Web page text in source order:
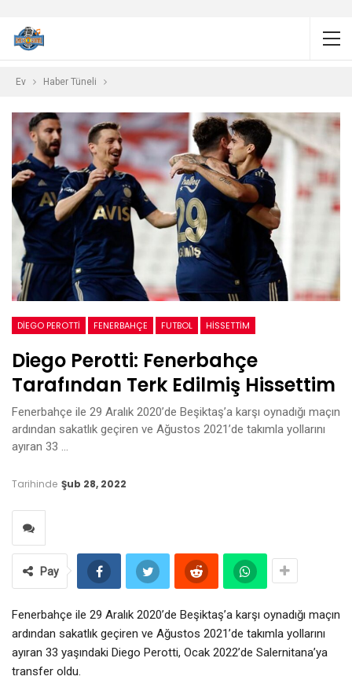
Ev Haber Tüneli
DIEGO PEROTTI FENERBAHÇE FUTBOL HISSETTIM
Diego Perotti: Fenerbahçe
Tarafından Terk Edilmiş Hissettim
Fenerbahçe ile 29 Aralık 2020’de Beşiktaş’a karşı oynadığı maçın
ardından sakatlık geçiren ve Ağustos 2021’de takımla yollarını
ayıran 33 …
Tarihinde Şub 28, 2022
Pay
Fenerbahçe ile 29 Aralık 2020’de Beşiktaş’a karşı oynadığı maçın
ardından sakatlık geçiren ve Ağustos 2021’de takımla yollarını
ayıran 33 yaşındaki Diego Perotti, Ocak 2022’de Salernitana’ya
transfer oldu.